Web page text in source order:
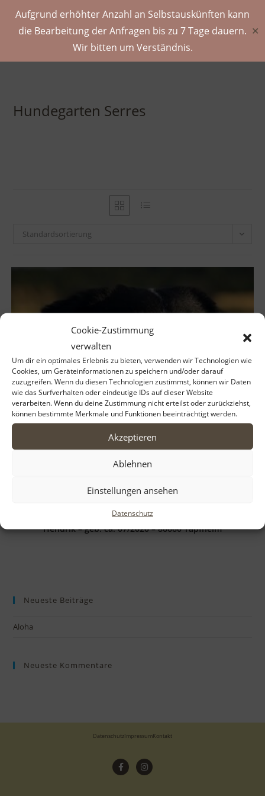
Aufgrund erhöhter Anzahl an Selbstauskünften kann
die Bearbeitung der Anfragen bis zu 7 Tage dauern.
Wir bitten um Verständnis.
✕
Cookie-Zustimmung
verwalten
Um dir ein optimales Erlebnis zu bieten, verwenden wir Technologien wie
Cookies, um Geräteinformationen zu speichern und/oder darauf
zuzugreifen. Wenn du diesen Technologien zustimmst, können wir Daten
wie das Surfverhalten oder eindeutige IDs auf dieser Website
verarbeiten. Wenn du deine Zustimmung nicht erteilst oder zurückziehst,
können bestimmte Merkmale und Funktionen beeinträchtigt werden.
Akzeptieren
Ablehnen
Einstellungen ansehen
Datenschutz
Hundegarten Serres
Standardsortierung
Hendrik – geb. ca. 07/2020 – 86660 Tapfheim
Neueste Beiträge
Aloha
Neueste Kommentare
DatenschutzImpressumKontakt